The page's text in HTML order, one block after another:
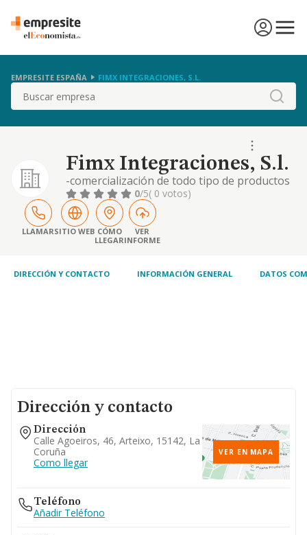
EMPRESITE ESPAÑA FIMX INTEGRACIONES, S.L.
Buscar
Fimx Integraciones, S.l.
-comercialización de todo tipo de productos
relacionados con las nuevas tecnologías,
corno la telefonía fija y móvil, equipos
informáticos, soluciones tecnológicas
integrales, sistemas de telecomunicaciones,
soluciones de seguridad tecnológica y
consultorí
0/5( 0 votos)
LLAMARSITIO WEB CÓMO
LLEGAR
VER
INFORME
DIRECCIÓN Y CONTACTO INFORMACIÓN GENERAL DATOS
Dirección y contacto
Dirección
Calle Agoeiros, 46, Arteixo, 15142, La
Coruña
Como llegar
VER EN MAPA
Teléfono
Añadir Teléfono